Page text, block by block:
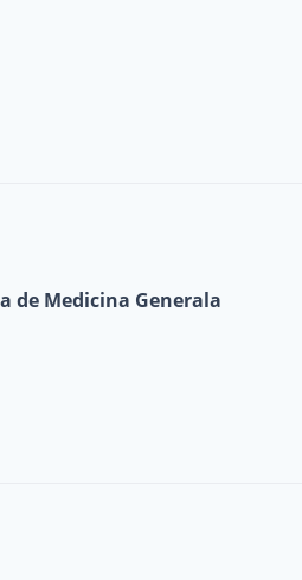
de Medicina Generala